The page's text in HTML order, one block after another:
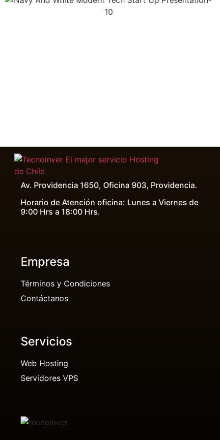
Av. Providencia 1650, Oficina 903, Providencia.
Horario de Atención oficina: Lunes a Viernes de
9:00 Hrs a 18:00 Hrs.
Empresa
Términos y Condiciones
Contáctanos
Servicios
Web Hosting
Servidores VPS